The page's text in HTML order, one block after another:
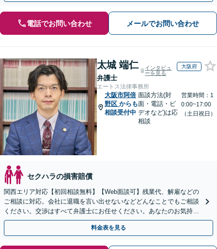
電話でお問い合わせ メールでお問い合わせ
太城 端仁
弁護士
インタビュ
ーを見る
大阪府
エートス法律事務所
大阪市阿倍
野区 からも
相談受付中
面談方法(対
面・電話・ビ
デオなど)は応
相談
営業時間：1
0:00~17:00
（土日祝日）
セクハラの損害賠償
関西エリア対応【初回相談無料】【Web面談可】残業代、解雇などの
ご相談に対応。会社に退職を言い出せないなどどんなことでもご相談
ください。交渉はすべて弁護士にお任せください。あなたのお気持ち
を尊重した迅速な解決を目指します。
料金表を見る